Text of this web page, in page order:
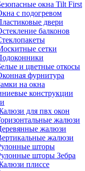
окна Tilt First
с подогревом
двери
балконов
сетки
и цветные откосы
фурнитура
на окна
конструкции
для пвх окон
жалюзи
жалюзи
жалюзи
шторы
шторы Зебра
плиссе